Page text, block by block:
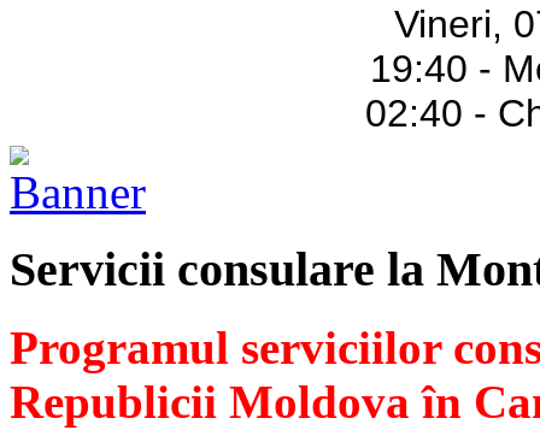
Vineri,
19:40 -
02:40 -
Servicii consulare la
Programul serviciilor
Republicii Moldova în